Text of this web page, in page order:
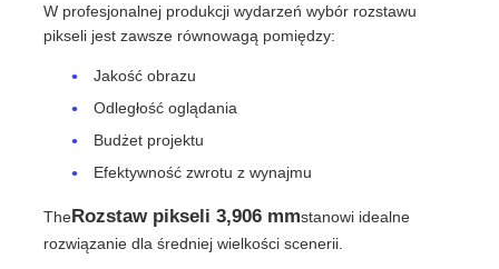
Płyty wyświetleniowe LED zewnętrzne
Zewnętrzny billboard ledowy
W profesjonalnej produkcji wydarzeń wybór rozstawu
pikseli jest zawsze równowagą pomiędzy:
Jakość obrazu
Odległość oglądania
Budżet projektu
Efektywność zwrotu z wynajmu
TheRozstaw pikseli 3,906 mmstanowi idealne
rozwiązanie dla średniej wielkości scenerii.